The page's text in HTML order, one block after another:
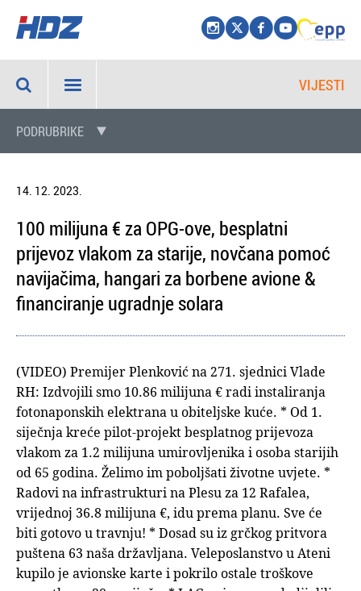
VIJESTI
PODRUBRIKE
14. 12. 2023.
100 milijuna € za OPG-ove, besplatni
prijevoz vlakom za starije, novčana pomoć
navijačima, hangari za borbene avione &
financiranje ugradnje solara
(VIDEO) Premijer Plenković na 271. sjednici Vlade
RH: Izdvojili smo 10.86 milijuna € radi instaliranja
fotonaponskih elektrana u obiteljske kuće. * Od 1.
siječnja kreće pilot-projekt besplatnog prijevoza
vlakom za 1.2 milijuna umirovljenika i osoba starijih
od 65 godina. Želimo im poboljšati životne uvjete. *
Radovi na infrastrukturi na Plesu za 12 Rafalea,
vrijednoj 36.8 milijuna €, idu prema planu. Sve će
biti gotovo u travnju! * Dosad su iz grčkog pritvora
puštena 63 naša državljana. Veleposlanstvo u Ateni
kupilo je avionske karte i pokrilo ostale troškove